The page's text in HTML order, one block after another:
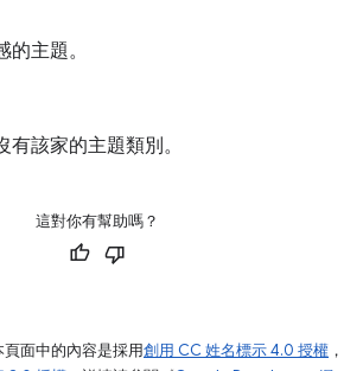
主題。
有該家的主題類別。
這對你有幫助嗎？
面中的內容是採用創用 CC 姓名標示 4.0 授權 ，